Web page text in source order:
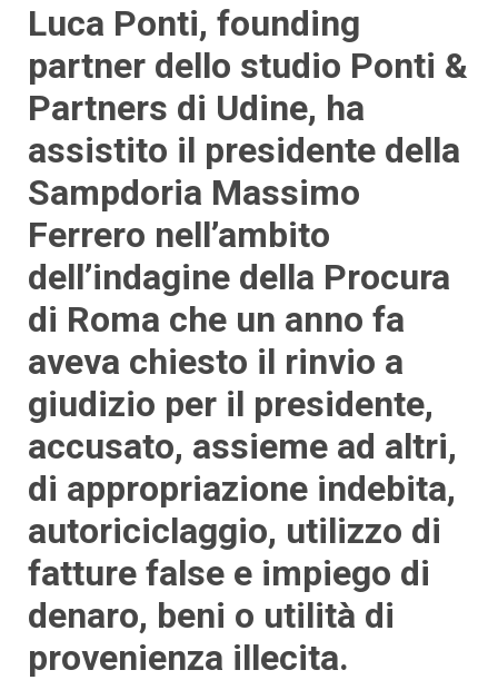
Luca Ponti, founding
partner dello studio Ponti &
Partners di Udine, ha
assistito il presidente della
Sampdoria Massimo
Ferrero nell’ambito
dell’indagine della Procura
di Roma che un anno fa
aveva chiesto il rinvio a
giudizio per il presidente,
accusato, assieme ad altri,
di appropriazione indebita,
autoriciclaggio, utilizzo di
fatture false e impiego di
denaro, beni o utilità di
provenienza illecita.